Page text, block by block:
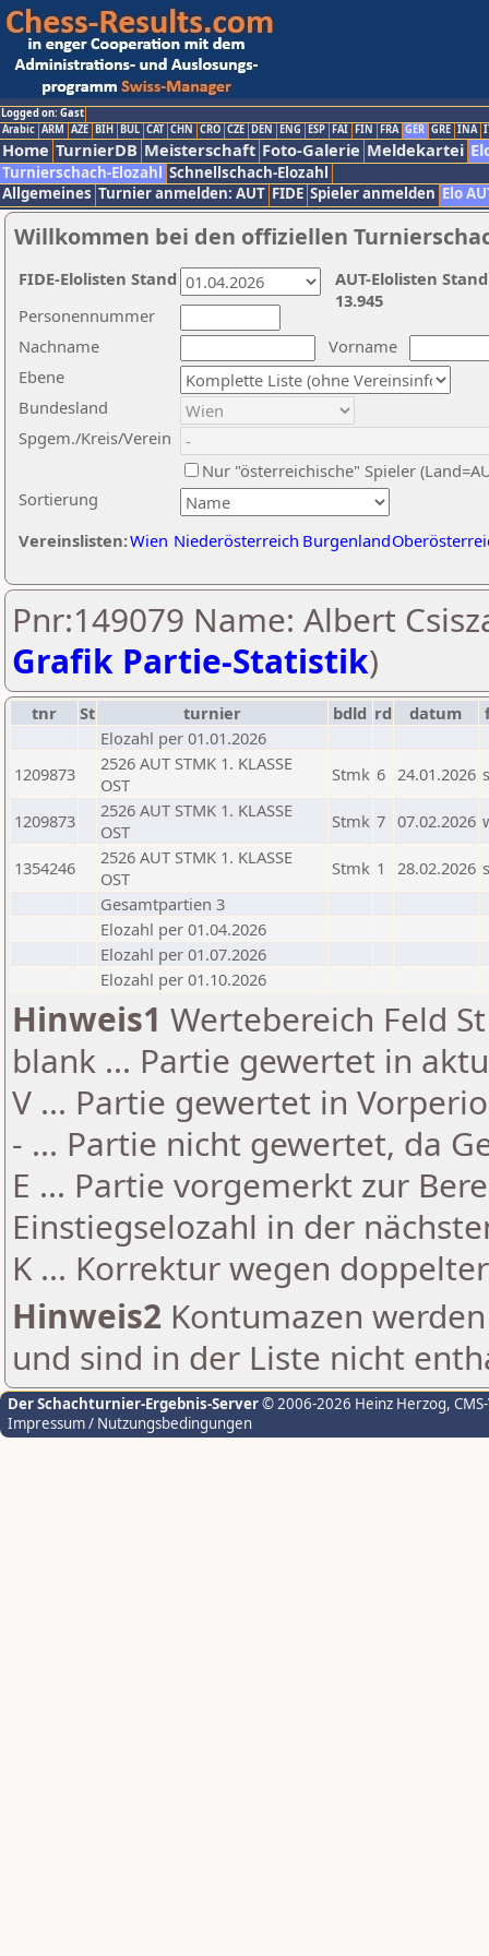
Logged on: Gast
Arabic ARM AZE BIH BUL CAT CHN CRO CZE DEN ENG ESP FAI FIN FRA GER GRE INA
Home TurnierDB Meisterschaft Foto-Galerie Meldekartei
Turnierschach-Elozahl Schnellschach-Elozahl
Allgemeines Turnier anmelden: AUT FIDE Spieler anmelden Elo
Willkommen bei den offiziellen
Nachname
Vorname
Ebene
Sortierung
Personennummer
Bundesland
Spgem./Kreis/Verein
Nur "österreichische" Spieler
Vereinslisten:Wien Niederösterreich Burgenland
AUT-Elolisten
13.945
FIDE-Elolisten Stand
Pnr:149079 Name: Albert
Grafik Partie-Statistik)
tnr St turnier bdld rd datum
Elozahl per 01.01.2026
1209873
2526 AUT STMK 1. KLASSE
OST
Stmk 6 24.01.2026 s
1209873
2526 AUT STMK 1. KLASSE
OST
Stmk 7 07.02.2026
1354246
2526 AUT STMK 1. KLASSE
OST
Stmk 1 28.02.2026 s
Gesamtpartien 3
Elozahl per 01.04.2026
Elozahl per 01.07.2026
Elozahl per 01.10.2026
Hinweis1 Wertebereich Feld
blank ... Partie gewertet in
V ... Partie gewertet in
- ... Partie nicht gewertet, da
E ... Partie vorgemerkt zur
Einstiegselozahl in der
K ... Korrektur wegen
Hinweis2 Kontumazen
und sind in der Liste nicht
Der Schachturnier-Ergebnis-Server© 2006-2026 Heinz Herzog,
Impressum / Nutzungsbedingungen